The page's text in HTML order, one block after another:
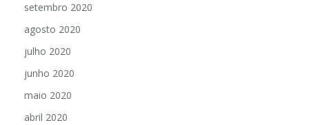
setembro 2020
agosto 2020
julho 2020
junho 2020
maio 2020
abril 2020